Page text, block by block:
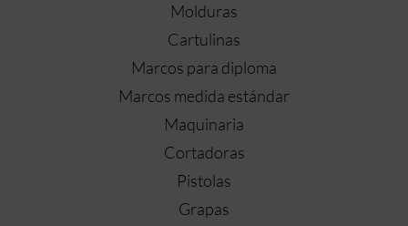
Molduras
Cartulinas
Marcos para diploma
Marcos medida estándar
Maquinaria
Cortadoras
Pistolas
Grapas